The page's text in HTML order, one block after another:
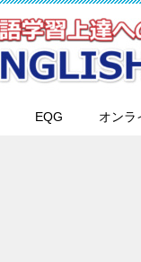
EQG オンラ